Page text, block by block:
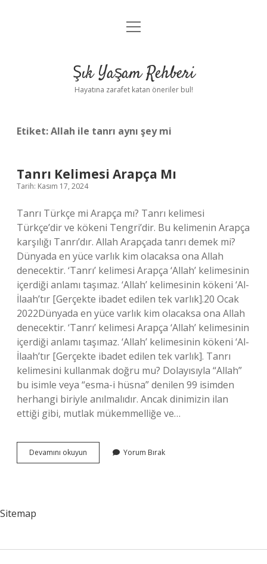
Anasayfa
Yasal Uyarı
menüyü
Şık Yaşam Rehberi
Hayatına zarafet katan öneriler bul!
Etiket:Allah ile tanrı aynı şey mi
Tanrı Kelimesi Arapça Mı
Tarih: Kasım 17, 2024
Tanrı Türkçe mi Arapça mı? Tanrı kelimesi
Türkçe’dir ve kökeni Tengri’dir. Bu kelimenin Arapça
karşılığı Tanrı’dır. Allah Arapçada tanrı demek mi?
Dünyada en yüce varlık kim olacaksa ona Allah
denecektir. ‘Tanrı’ kelimesi Arapça ‘Allah’ kelimesinin
içerdiği anlamı taşımaz. ‘Allah’ kelimesinin kökeni ‘Al-
İlaah’tır [Gerçekte ibadet edilen tek varlık].20 Ocak
2022Dünyada en yüce varlık kim olacaksa ona Allah
denecektir. ‘Tanrı’ kelimesi Arapça ‘Allah’ kelimesinin
içerdiği anlamı taşımaz. ‘Allah’ kelimesinin kökeni ‘Al-
İlaah’tır [Gerçekte ibadet edilen tek varlık]. Tanrı
kelimesini kullanmak doğru mu? Dolayısıyla “Allah”
bu isimle veya “esma-i hüsna” denilen 99 isimden
herhangi biriyle anılmalıdır. Ancak dinimizin ilan
ettiği gibi, mutlak mükemmelliğe ve…
Devamını okuyun
Kelimesi
Yorum Bırak
Sitemap